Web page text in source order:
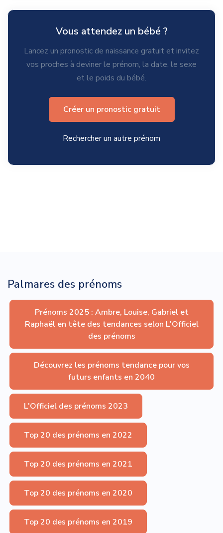
Vous attendez un bébé ?
Lancez un pronostic de naissance gratuit et invitez
vos proches à deviner le prénom, la date, le sexe
et le poids du bébé.
Créer un pronostic gratuit
Rechercher un autre prénom
Palmares des prénoms
Prénoms 2025 : Ambre, Louise, Gabriel et
Raphaël en tête des tendances selon L'Officiel
des prénoms
Découvrez les prénoms tendance pour vos
futurs enfants en 2040
L'Officiel des prénoms 2023
Top 20 des prénoms en 2022
Top 20 des prénoms en 2021
Top 20 des prénoms en 2020
Top 20 des prénoms en 2019